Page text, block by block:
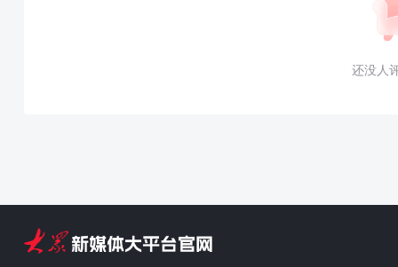
还没人